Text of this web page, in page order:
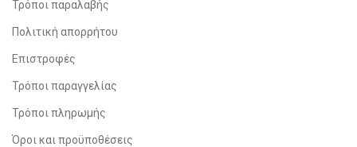
Τρόποι παραλαβής
Πολιτική απορρήτου
Επιστροφές
Τρόποι παραγγελίας
Τρόποι πληρωμής
Όροι και προϋποθέσεις